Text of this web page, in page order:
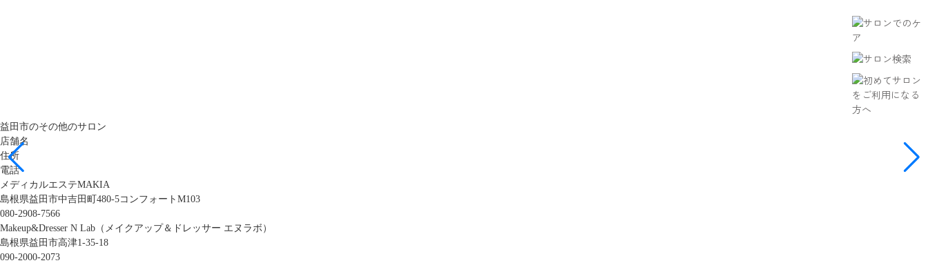
益田市のその他のサロン
店舗名
住所
電話
メディカルエステMAKIA
島根県益田市中吉田町480‐5コンフォートM103
080-2908-7566
Makeup&Dresser N Lab（メイクアップ＆ドレッサー エヌラボ）
島根県益田市高津1-35-18
090-2000-2073